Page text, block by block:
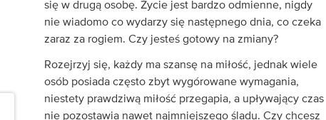
się w drugą osobę. Życie jest bardzo odmienne, nigdy
nie wiadomo co wydarzy się następnego dnia, co czeka
zaraz za rogiem. Czy jesteś gotowy na zmiany?
Rozejrzyj się, każdy ma szansę na miłość, jednak wiele
osób posiada często zbyt wygórowane wymagania,
niestety prawdziwą miłość przegapia, a upływający czas
nie pozostawia nawet najmniejszego śladu. Czy chcesz